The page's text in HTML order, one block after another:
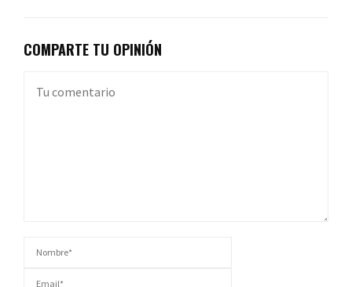
COMPARTE TU OPINIÓN